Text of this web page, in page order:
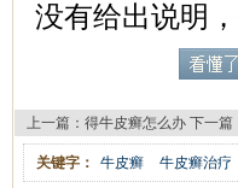
没有给出说明
上一篇： 得牛皮癣怎么办 下一篇
关键字： 牛皮癣 牛皮癣治疗